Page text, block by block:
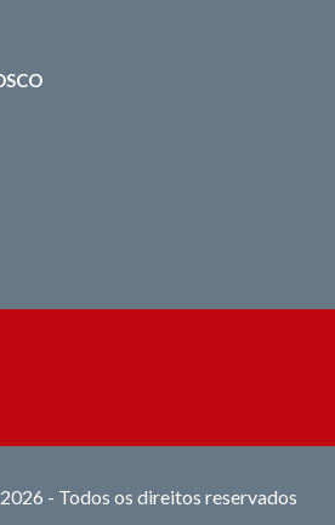
- Todos os direitos reservados